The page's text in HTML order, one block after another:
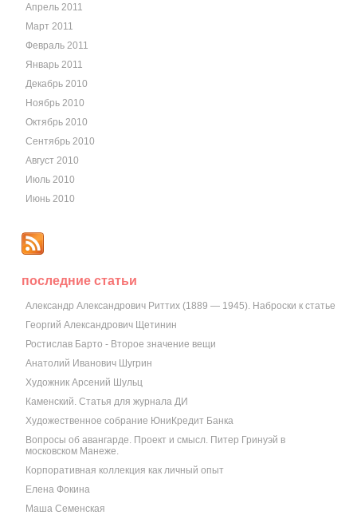
Апрель 2011
Март 2011
Февраль 2011
Январь 2011
Декабрь 2010
Ноябрь 2010
Октябрь 2010
Сентябрь 2010
Август 2010
Июль 2010
Июнь 2010
последние статьи
Александр Александрович Риттих (1889 — 1945). Наброски к статье
Георгий Александрович Щетинин
Ростислав Барто - Второе значение вещи
Анатолий Иванович Шугрин
Художник Арсений Шульц
Каменский. Статья для журнала ДИ
Художественное собрание ЮниКредит Банка
Вопросы об авангарде. Проект и смысл. Питер Гринуэй в
московском Манеже.
Корпоративная коллекция как личный опыт
Елена Фокина
Маша Семенская